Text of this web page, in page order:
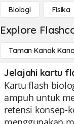
Biologi Fisika
Explore
Taman Kanak
Jelajahi kartu
Kartu flash
ampuh untuk
retensi konsep-